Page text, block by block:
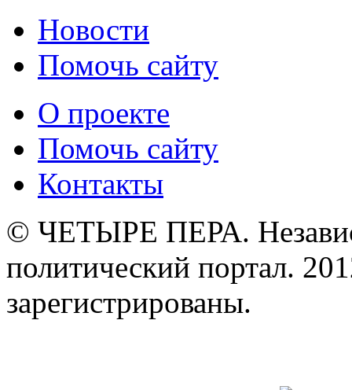
Новости
Помочь сайту
О проекте
Помочь сайту
Контакты
© ЧЕТЫРЕ ПЕРА.
политический портал.
зарегистрированы.